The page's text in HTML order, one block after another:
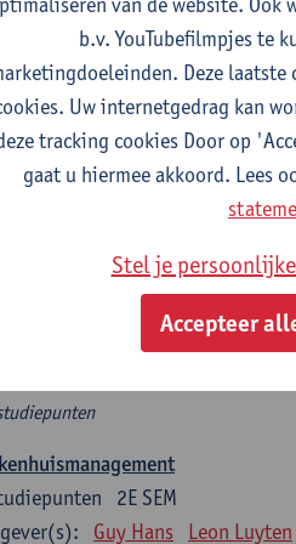
1E/2E SEM
studiepunten
Olivier Vanderveken
vermogen in
1E/2E SEM
studiepunten
Olivier Vanderveken
1E/2E SEM
2E SEM
Guy Hans Leon Luyten
b.v. YouTubefilmpjes te
Deze
Uw internetgedrag kan
tracking cookies Door op
gaat u hiermee akkoord. Lees
Stel je
Accepteer